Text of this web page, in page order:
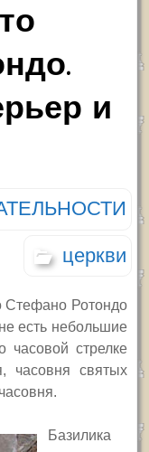
и
церкви
Стефано Ротондо
есть небольшие
часовой стрелке
часовня святых
Базилика